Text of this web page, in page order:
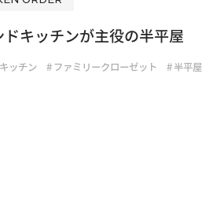
ドキッチンが主役の半平屋
ッチン # ファミリークローゼット #半平屋